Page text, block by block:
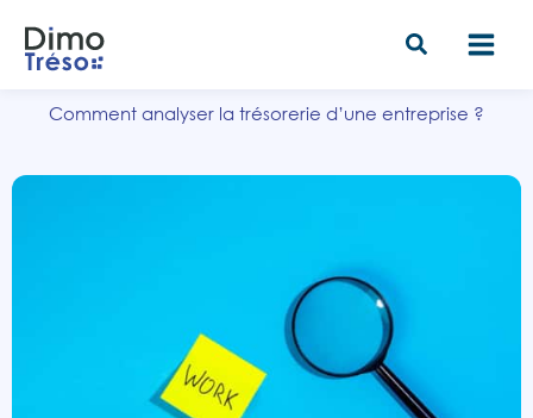
contenu
Comment analyser la trésorerie d’une entreprise ?